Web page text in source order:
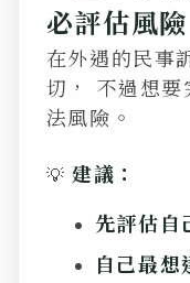
必評估風險
在外遇的民事
切， 不過想
法風險。
💡建議：
先評估自
自己最想